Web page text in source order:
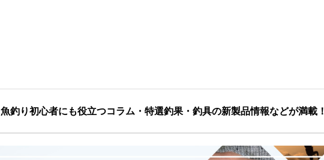
魚釣り初心者にも役立つコラム・特選釣果・釣具の新製品情報などが満載！